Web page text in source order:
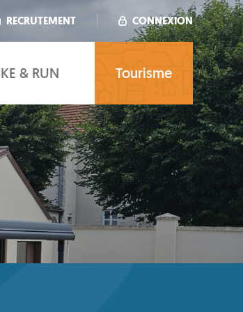
RECRUTEMENT CONNEXION
& RUN Tourisme